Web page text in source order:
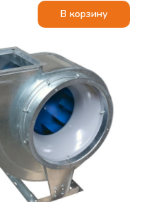
В корзину